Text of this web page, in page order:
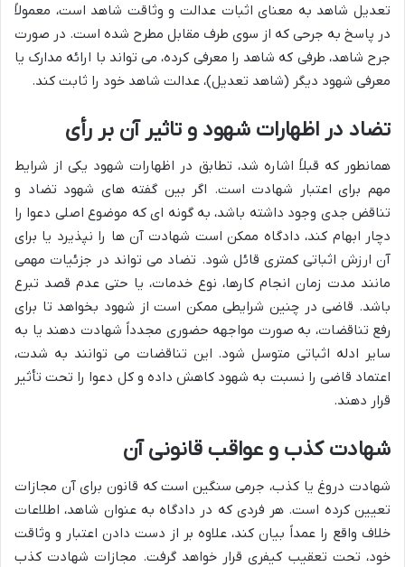
تعدیل شاهد به معنای اثبات عدالت و وثاقت شاهد است، معمولاً
در پاسخ به جرحی که از سوی طرف مقابل مطرح شده است. در صورت
جرح شاهد، طرفی که شاهد را معرفی کرده، می تواند با ارائه مدارک یا
معرفی شهود دیگر (شاهد تعدیل)، عدالت شاهد خود را ثابت کند.
تضاد در اظهارات شهود و تاثیر آن بر رأی
همانطور که قبلاً اشاره شد، تطابق در اظهارات شهود یکی از شرایط
مهم برای اعتبار شهادت است. اگر بین گفته های شهود تضاد و
تناقض جدی وجود داشته باشد، به گونه ای که موضوع اصلی دعوا را
دچار ابهام کند، دادگاه ممکن است شهادت آن ها را نپذیرد یا برای
آن ارزش اثباتی کمتری قائل شود. تضاد می تواند در جزئیات مهمی
مانند مدت زمان انجام کارها، نوع خدمات، یا حتی عدم قصد تبرع
باشد. قاضی در چنین شرایطی ممکن است از شهود بخواهد تا برای
رفع تناقضات، به صورت مواجهه حضوری مجدداً شهادت دهند یا به
سایر ادله اثباتی متوسل شود. این تناقضات می توانند به شدت،
اعتماد قاضی را نسبت به شهود کاهش داده و کل دعوا را تحت تأثیر
قرار دهند.
شهادت کذب و عواقب قانونی آن
شهادت دروغ یا کذب، جرمی سنگین است که قانون برای آن مجازات
تعیین کرده است. هر فردی که در دادگاه به عنوان شاهد، اطلاعات
خلاف واقع را عمداً بیان کند، علاوه بر از دست دادن اعتبار و وثاقت
خود، تحت تعقیب کیفری قرار خواهد گرفت. مجازات شهادت کذب